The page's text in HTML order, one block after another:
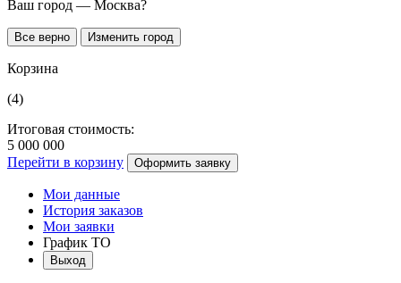
Ваш город — Москва?
Все верно Изменить город
Корзина
(4)
Итоговая стоимость:
5 000 000
Перейти в корзину
Оформить заявку
Мои данные
История заказов
Мои заявки
График ТО
Выход